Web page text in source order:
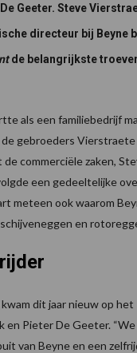
Geeter. Steve
directeur bij Beyne
de belangrijkste
als een familiebedrijf
gebroeders Vierstraete
de commerciële zaken,
een gedeeltelijke
meteen ook waarom
en
dit jaar nieuw op het
en Pieter De Geeter.
van Beyne en een